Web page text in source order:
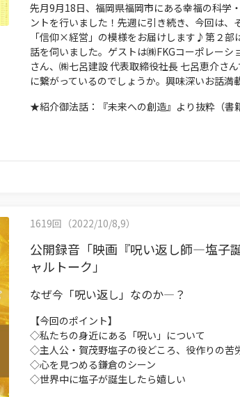
先月9月18日、福岡県福岡市にある幸福の科学
ントを行いました！先週に引き続き、今回は、
「信仰×経営」の模様をお届けします♪第２部
話を伺いました。ゲストは㈱FKGコーポレーシ
さん、㈱七呂建設 代表取締役社長 七呂恵介さ
に繋がっているのでしょうか。興味深いお話満
★紹介御法話：『未来への創造』より抜粋（書
1619回（2022/10/8,9）
公開録音「映画『呪い返し師―塩子
ャルトーク」
なぜ今「呪い返し」なのか―？
【今回のポイント】
◇私たちの身近にある「呪い」について
◇主人公・賀茂野塩子の役どころ、役作りの苦
◇心を見つめる鎌倉のシーン
◇世界中に塩子が誕生したら嬉しい